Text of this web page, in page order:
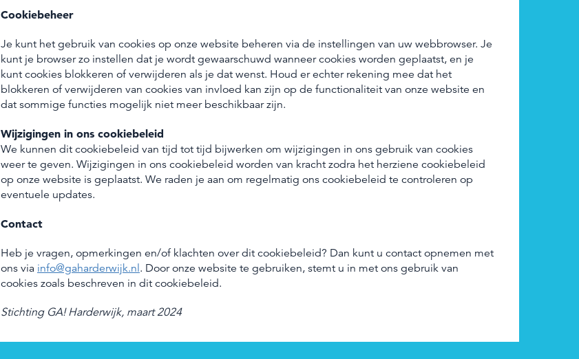
Cookiebeheer
Je kunt het gebruik van cookies op onze website beheren via de instellingen van uw webbrowser. Je
kunt je browser zo instellen dat je wordt gewaarschuwd wanneer cookies worden geplaatst, en je
kunt cookies blokkeren of verwijderen als je dat wenst. Houd er echter rekening mee dat het
blokkeren of verwijderen van cookies van invloed kan zijn op de functionaliteit van onze website en
dat sommige functies mogelijk niet meer beschikbaar zijn.
Wijzigingen in ons cookiebeleid
We kunnen dit cookiebeleid van tijd tot tijd bijwerken om wijzigingen in ons gebruik van cookies
weer te geven. Wijzigingen in ons cookiebeleid worden van kracht zodra het herziene cookiebeleid
op onze website is geplaatst. We raden je aan om regelmatig ons cookiebeleid te controleren op
eventuele updates.
Contact
Heb je vragen, opmerkingen en/of klachten over dit cookiebeleid? Dan kunt u contact opnemen met
ons via info@gaharderwijk.nl. Door onze website te gebruiken, stemt u in met ons gebruik van
cookies zoals beschreven in dit cookiebeleid.
Stichting GA! Harderwijk, maart 2024